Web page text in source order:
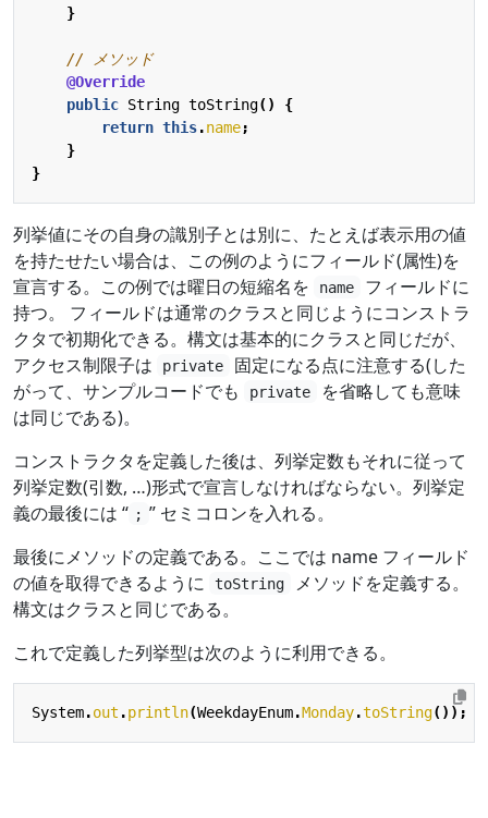
}
// メソッド
@Override
public String toString()
{
return this.name;
}
}
列挙値にその自身の識別子とは別に、たとえば表示用の値
を持たせたい場合は、この例のようにフィールド(属性)を
宣言する。この例では曜日の短縮名を
name
フィールドに
持つ。 フィールドは通常のクラスと同じようにコンストラ
クタで初期化できる。構文は基本的にクラスと同じだが、
アクセス制限子は
private
固定になる点に注意する(した
がって、サンプルコードでも
private
を省略しても意味
は同じである)。
コンストラクタを定義した後は、列挙定数もそれに従って
列挙定数(引数, …)形式で宣言しなければならない。列挙定
義の最後には “ ; ” セミコロンを入れる。
最後にメソッドの定義である。ここでは name フィールド
の値を取得できるように
toString
メソッドを定義する。
構文はクラスと同じである。
これで定義した列挙型は次のように利用できる。
System.out .println(WeekdayEnum.Monday.toString());